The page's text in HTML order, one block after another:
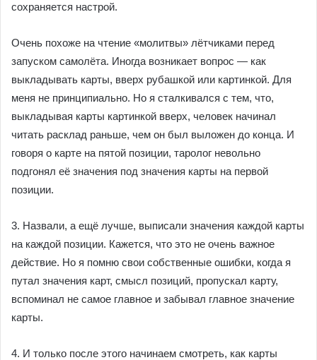
сохраняется настрой.
Очень похоже на чтение «молитвы» лётчиками перед
запуском самолёта. Иногда возникает вопрос — как
выкладывать карты, вверх рубашкой или картинкой. Для
меня не принципиально. Но я сталкивался с тем, что,
выкладывая карты картинкой вверх, человек начинал
читать расклад раньше, чем он был выложен до конца. И
говоря о карте на пятой позиции, таролог невольно
подгонял её значения под значения карты на первой
позиции.
3. Назвали, а ещё лучше, выписали значения каждой карты
на каждой позиции. Кажется, что это не очень важное
действие. Но я помню свои собственные ошибки, когда я
путал значения карт, смысл позиций, пропускал карту,
вспоминал не самое главное и забывал главное значение
карты.
4. И только после этого начинаем смотреть, как карты